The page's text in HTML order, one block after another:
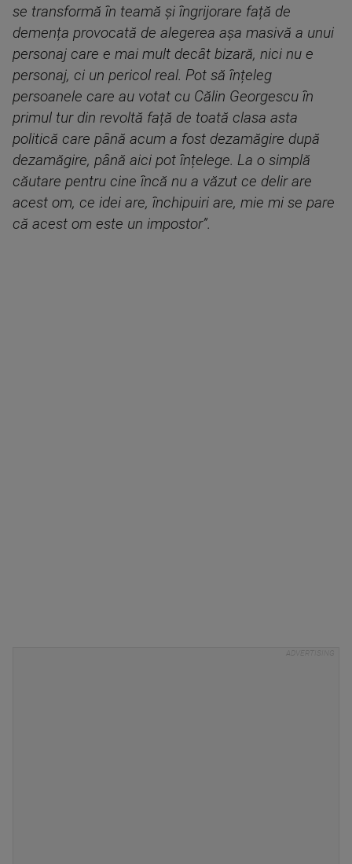
se transformă în teamă și îngrijorare față de
demența provocată de alegerea așa masivă a unui
personaj care e mai mult decât bizară, nici nu e
personaj, ci un pericol real. Pot să înțeleg
persoanele care au votat cu Călin Georgescu în
primul tur din revoltă față de toată clasa asta
politică care până acum a fost dezamăgire după
dezamăgire, până aici pot înțelege. La o simplă
căutare pentru cine încă nu a văzut ce delir are
acest om, ce idei are, închipuiri are, mie mi se pare
că acest om este un impostor”.